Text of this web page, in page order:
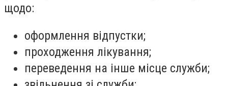
щодо:
оформлення відпустки;
проходження лікування;
переведення на інше місце служби;